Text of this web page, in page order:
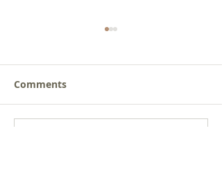
Comments